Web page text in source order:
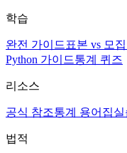
학습
완전 가이드 표본 vs 모
Python 가이드통계 퀴즈
리소스
공식 참조통계 용어집실
법적